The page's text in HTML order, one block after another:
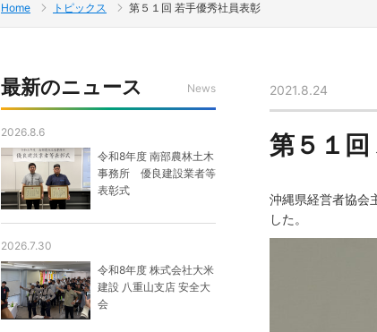
Home トピックス 第５１回 若手優秀社員表彰
2021.8.24
第５１
沖縄県経営者協会
した。
最新のニュース News
2026.8.6
令和8年度 南部農林土木
事務所 優良建設業者等
表彰式
2026.7.30
令和8年度 株式会社大米
建設 八重山支店 安全大
会